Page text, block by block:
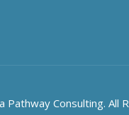
Pathway Consulting. All